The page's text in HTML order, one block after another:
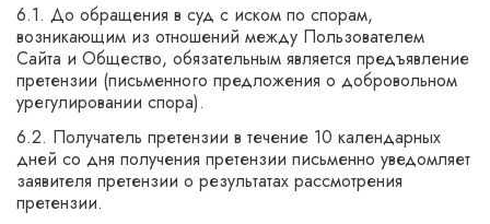
6.1. До обращения в суд с иском по спорам,
возникающим из отношений между Пользователем
Сайта и Общество, обязательным является предъявление
претензии (письменного предложения о добровольном
урегулировании спора).
6.2. Получатель претензии в течение 10 календарных
дней со дня получения претензии письменно уведомляет
заявителя претензии о результатах рассмотрения
претензии.